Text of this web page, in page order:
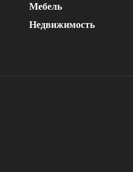
Мебель
Недвижимость